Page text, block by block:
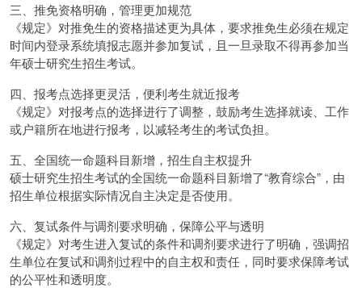
三、推免资格明确，管理更加规范
《规定》对推免生的资格描述更为具体，要求推免生必须在规定
时间内登录系统填报志愿并参加复试，且一旦录取不得再参加当
年硕士研究生招生考试。
四、报考点选择更灵活，便利考生就近报考
《规定》对报考点的选择进行了调整，鼓励考生选择就读、工作
或户籍所在地进行报考，以减轻考生的考试负担。
五、全国统一命题科目新增，招生自主权提升
硕士研究生招生考试的全国统一命题科目新增了“教育综合”，由
招生单位根据实际情况自主决定是否使用。
六、复试条件与调剂要求明确，保障公平与透明
《规定》对考生进入复试的条件和调剂要求进行了明确，强调招
生单位在复试和调剂过程中的自主权和责任，同时要求保障考试
的公平性和透明度。